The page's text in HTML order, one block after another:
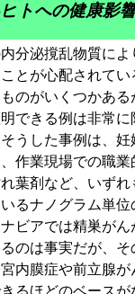
トへの健康影
分泌撹乱物質によ
とが心配されて
のがいくつかあ
できる例は非常に
うした事例は、妊
作業現場での職
れ葉剤など、いず
るナノグラム単
ビアでは精巣がん
のは事実だが、
内膜症や前立腺
るほどのベースが